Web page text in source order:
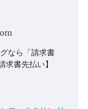
なら「請求書
書先払い】